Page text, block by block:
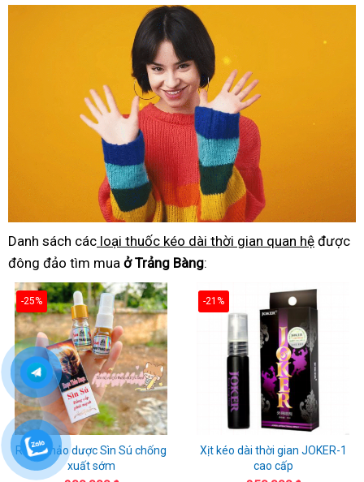
Danh sách các loại thuốc kéo dài thời gian quan hệ được
đông đảo tìm mua ở Trảng Bàng:
-25%
Rượu thảo dược Sìn Sú chống
xuất sớm
-21%
Xịt kéo dài thời gian JOKER-1
cao cấp